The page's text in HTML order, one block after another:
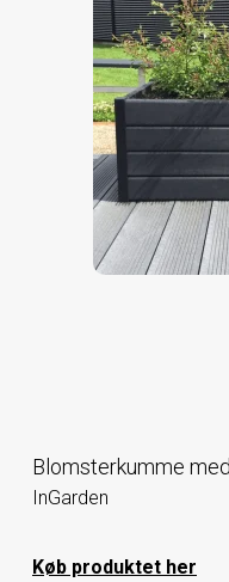
Blomsterkumme
InGarden
Køb produktet her